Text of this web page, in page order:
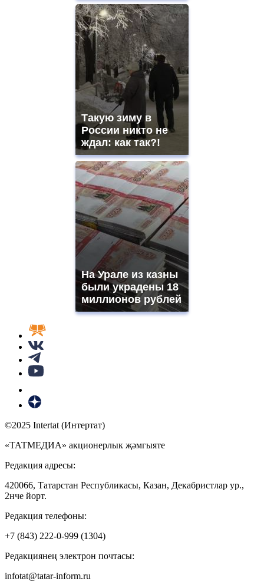
Такую зиму в
России никто не
ждал: как так?!
На Урале из казны
были украдены 18
миллионов рублей
©2025 Intertat (Интертат)
«ТАТМЕДИА» акционерлык җәмгыяте
Редакция адресы:
420066, Татарстан Республикасы, Казан, Декабристлар ур.,
2нче йорт.
Редакция телефоны:
+7 (843) 222-0-999 (1304)
Редакциянең электрон почтасы:
infotat@tatar-inform.ru